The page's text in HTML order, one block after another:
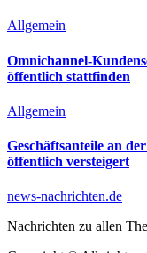
Allgemein
Omnichannel-
öffentlich stattfinden
Allgemein
Geschäftsanteile an
öffentlich versteigert
news-nachrichten.de
Nachrichten zu allen